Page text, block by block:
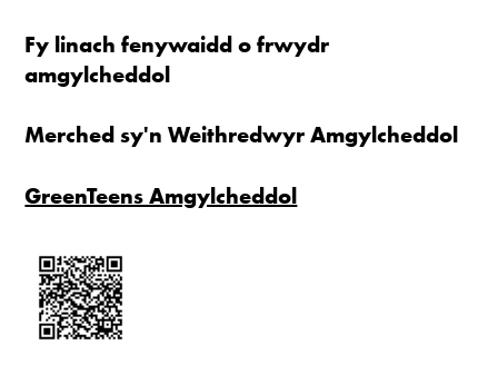
Fy linach fenywaidd o frwydr
amgylcheddol
Merched sy'n Weithredwyr Amgylcheddol
GreenTeens Amgylcheddol